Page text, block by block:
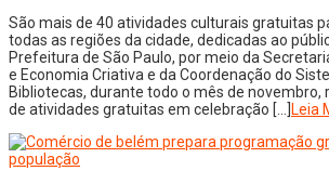
São mais de 40 atividades culturais gratuitas
todas as regiões da cidade, dedicadas ao
Prefeitura de São Paulo, por meio da
e Economia Criativa e da Coordenação do
Bibliotecas, durante todo o mês de novembro,
de atividades gratuitas em celebração […]Leia